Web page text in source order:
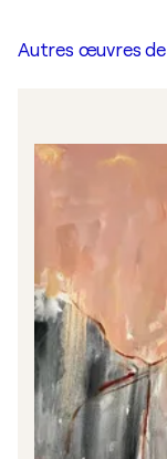
Autres œuvres de